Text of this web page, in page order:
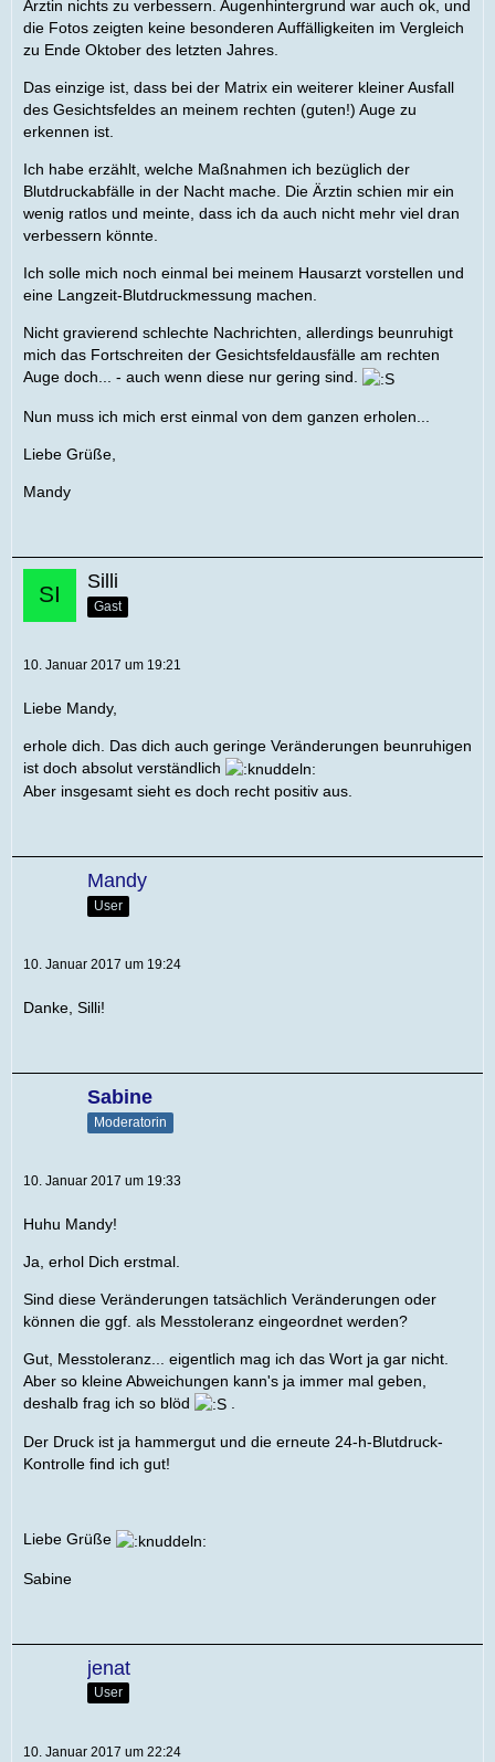
Ärztin nichts zu verbessern. Augenhintergrund war auch ok, und
die Fotos zeigten keine besonderen Auffälligkeiten im Vergleich
zu Ende Oktober des letzten Jahres.
Das einzige ist, dass bei der Matrix ein weiterer kleiner Ausfall
des Gesichtsfeldes an meinem rechten (guten!) Auge zu
erkennen ist.
Ich habe erzählt, welche Maßnahmen ich bezüglich der
Blutdruckabfälle in der Nacht mache. Die Ärztin schien mir ein
wenig ratlos und meinte, dass ich da auch nicht mehr viel dran
verbessern könnte.
Ich solle mich noch einmal bei meinem Hausarzt vorstellen und
eine Langzeit-Blutdruckmessung machen.
Nicht gravierend schlechte Nachrichten, allerdings beunruhigt
mich das Fortschreiten der Gesichtsfeldausfälle am rechten
Auge doch... - auch wenn diese nur gering sind.
Nun muss ich mich erst einmal von dem ganzen erholen...
Liebe Grüße,
Mandy
Silli
Gast
10. Januar 2017 um 19:21
Liebe Mandy,
erhole dich. Das dich auch geringe Veränderungen beunruhigen
ist doch absolut verständlich
Aber insgesamt sieht es doch recht positiv aus.
Mandy
User
10. Januar 2017 um 19:24
Danke, Silli!
Sabine
Moderatorin
10. Januar 2017 um 19:33
Huhu Mandy!
Ja, erhol Dich erstmal.
Sind diese Veränderungen tatsächlich Veränderungen oder
können die ggf. als Messtoleranz eingeordnet werden?
Gut, Messtoleranz... eigentlich mag ich das Wort ja gar nicht.
Aber so kleine Abweichungen kann's ja immer mal geben,
deshalb frag ich so blöd
Der Druck ist ja hammergut und die erneute 24-h-Blutdruck-
Kontrolle find ich gut!
Liebe Grüße
Sabine
jenat
User
10. Januar 2017 um 22:24